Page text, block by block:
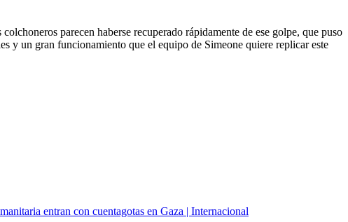
parecen haberse recuperado rápidamente de ese golpe, que puso
y un gran funcionamiento que el equipo de Simeone quiere replicar este
entran con cuentagotas en Gaza | Internacional